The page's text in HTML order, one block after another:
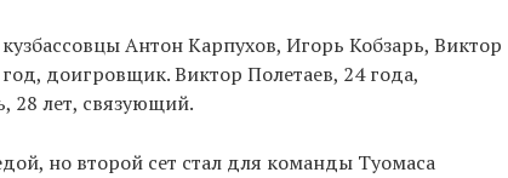
Антон Карпухов, Игорь Кобзарь, Виктор
доигровщик. Виктор Полетаев, 24 года,
28 лет, связующий.
но второй сет стал для команды Туомаса